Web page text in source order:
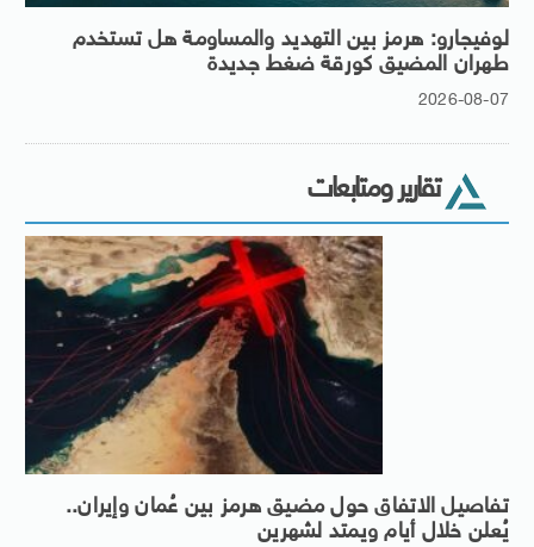
لوفيجارو: هرمز بين التهديد والمساومة هل تستخدم
طهران المضيق كورقة ضغط جديدة
2026-08-07
تقارير ومتابعات
تفاصيل الاتفاق حول مضيق هرمز بين عُمان وإيران..
يُعلن خلال أيام ويمتد لشهرين